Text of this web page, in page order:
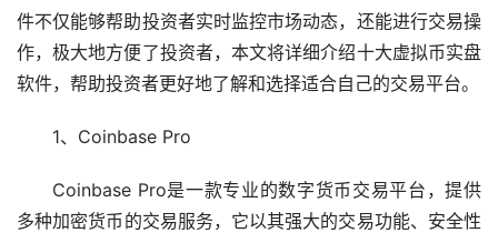
件不仅能够帮助投资者实时监控市场动态，还能进行交易操
作，极大地方便了投资者，本文将详细介绍十大虚拟币实盘
软件，帮助投资者更好地了解和选择适合自己的交易平台。
1、Coinbase Pro
Coinbase Pro是一款专业的数字货币交易平台，提供
多种加密货币的交易服务，它以其强大的交易功能、安全性